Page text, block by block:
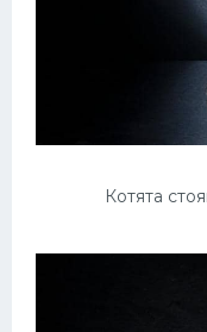
Котята